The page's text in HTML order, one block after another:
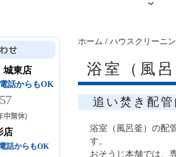
ホーム / ハウスクリーニ
浴室（風
追い焚き配
浴室（風呂釜）の配
す。
おそうじ本舗では、
城東店
話からもOK
中無休)
店
話からもOK